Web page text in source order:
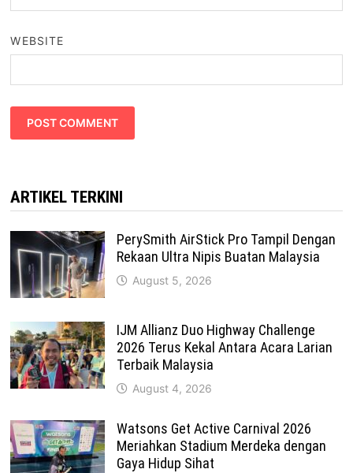
WEBSITE
ARTIKEL TERKINI
PerySmith AirStick Pro Tampil Dengan
Rekaan Ultra Nipis Buatan Malaysia
August 5, 2026
IJM Allianz Duo Highway Challenge
2026 Terus Kekal Antara Acara Larian
Terbaik Malaysia
August 4, 2026
Watsons Get Active Carnival 2026
Meriahkan Stadium Merdeka dengan
Gaya Hidup Sihat